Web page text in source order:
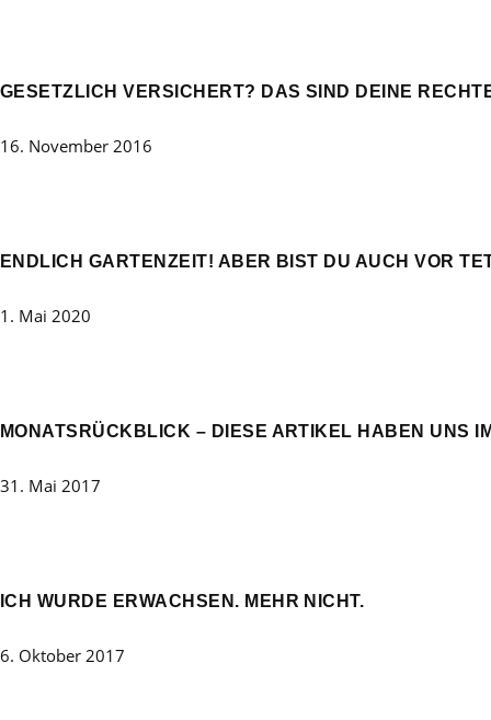
GESETZLICH VERSICHERT? DAS SIND DEINE
16. November 2016
ENDLICH GARTENZEIT! ABER BIST DU AUCH VOR
1. Mai 2020
MONATSRÜCKBLICK – DIESE ARTIKEL HABEN UNS
31. Mai 2017
ICH WURDE ERWACHSEN. MEHR NICHT.
6. Oktober 2017